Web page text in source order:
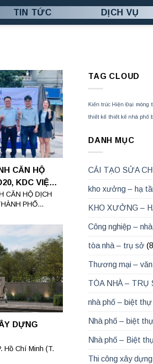
TIN TỨC DỊCH VỤ
CĂN HỘ
KDC VIỆT
CĂN HỘ DỊCH
PHỐ...
DỰNG
Hồ Chí Minh (T.
TAG CLOUD
Kiến trúc Hiện Đại móng
thiết kế thiết kế nhà phố
DANH MỤC
CẢI TẠO SỬA
kho xưởng – hạ
KHO XƯỞNG –
Công nghiệp –
tòa nhà – trụ sở
Thương mại –
TÒA NHÀ – TRỤ
nhà phố – biệt thự
Nhà phố – biệt
Nhà phố – Biệt
Thi công xây dựng